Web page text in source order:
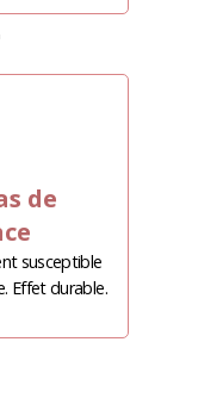
de
susceptible
Effet durable.